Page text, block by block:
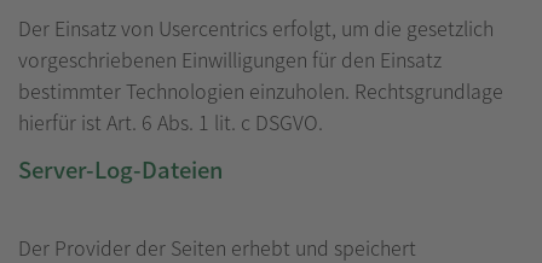
Der Einsatz von Usercentrics erfolgt, um die gesetzlich
vorgeschriebenen Einwilligungen für den Einsatz
bestimmter Technologien einzuholen. Rechtsgrundlage
hierfür ist Art. 6 Abs. 1 lit. c DSGVO.
Server-Log-Dateien
Der Provider der Seiten erhebt und speichert